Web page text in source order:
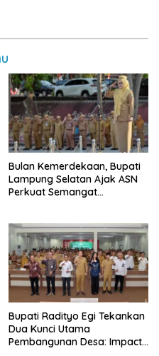
Bulan Kemerdekaan, Bupati
Lampung Selatan Ajak ASN
Perkuat Semangat
Bupati Radityo Egi Tekankan
Dua Kunci Utama
Pembangunan Desa: Impact